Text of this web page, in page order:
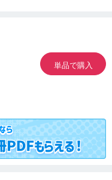
単品で購入